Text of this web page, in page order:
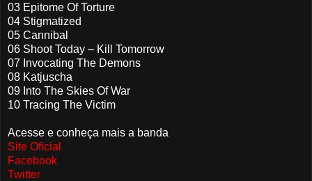
03 Epitome Of Torture
04 Stigmatized
05 Cannibal
06 Shoot Today – Kill Tomorrow
07 Invocating The Demons
08 Katjuscha
09 Into The Skies Of War
10 Tracing The Victim
Acesse e conheça mais a banda
Site Oficial
Facebook
Twitter